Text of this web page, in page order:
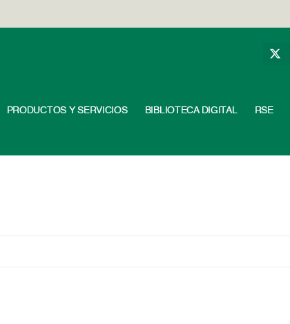
PRODUCTOS Y SERVICIOS BIBLIOTECA DIGITAL RSE